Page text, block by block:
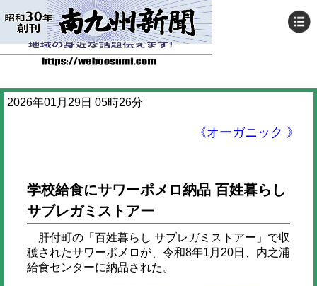
2026年01月29日 05時26分
《オーガニック 》
学校給食にサワーポメロ納品 百姓暮らし
サブレガミストアー
肝付町の「百姓暮らし サブレガミストアー」で収
穫されたサワーポメロが、令和8年1月20日、内之浦
給食センターに納品された。